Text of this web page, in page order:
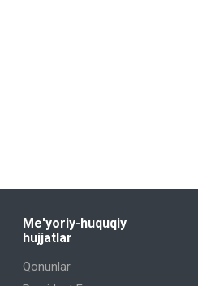
Me'yoriy-huquqiy
hujjatlar
Qonunlar